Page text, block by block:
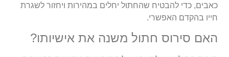
כאבים, כדי להבטיח שהחתול יחלים במהירות ויחזור לשגרת
חייו בהקדם האפשרי.
האם סירוס חתול משנה את אישיותו?